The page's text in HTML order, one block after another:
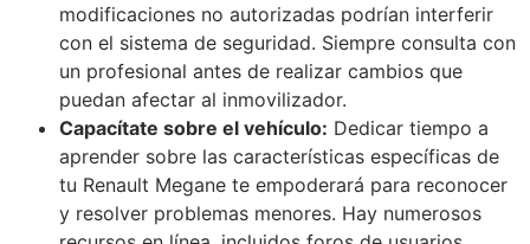
modificaciones no autorizadas podrían interferir
con el sistema de seguridad. Siempre consulta con
un profesional antes de realizar cambios que
puedan afectar al inmovilizador.
Capacítate sobre el vehículo: Dedicar tiempo a
aprender sobre las características específicas de
tu Renault Megane te empoderará para reconocer
y resolver problemas menores. Hay numerosos